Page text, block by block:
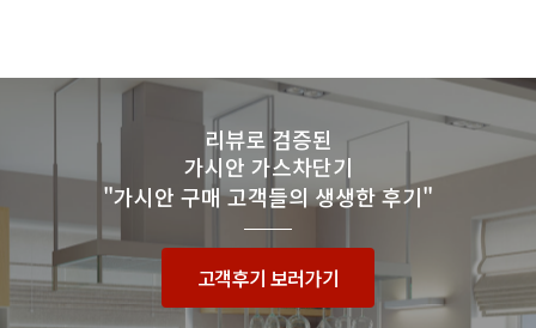
리뷰로 검증된
가시안 가스차단기
"가시안 구매 고객들의 생생한 후기"
고객후기 보러가기